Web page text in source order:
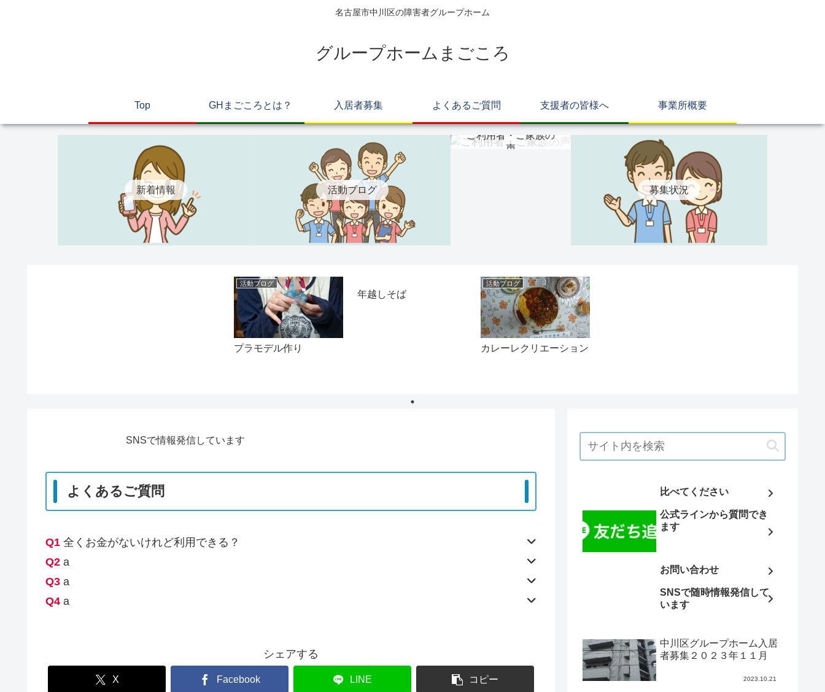
名古屋市中川区の障害者グループホーム
グループホームまごころ
Top GHまごころとは？ 入居者募集 よくあるご質問 支援者の皆様へ 事業所概要
新着情報 活動ブログ
ご利用者・ご家族の
声
募集状況
活動ブログ
プラモデル作り
活動ブログ
年越しそば
活動ブログ
カレーレクリエーション
SNSで情報発信しています
よくあるご質問
Q1 全くお金がないけれど利用できる？
Q2 a
Q3 a
Q4 a
シェアする
X Facebook LINE コピー
比べてください
公式ラインから質問でき
ます
お問い合わせ
SNSで随時情報発信して
います
中川区グループホーム入居
者募集２０２３年１１月
2023.10.21